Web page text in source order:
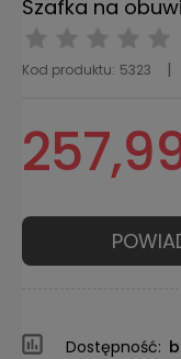
Szafka na
Kod produktu: 5323
Dostępność: